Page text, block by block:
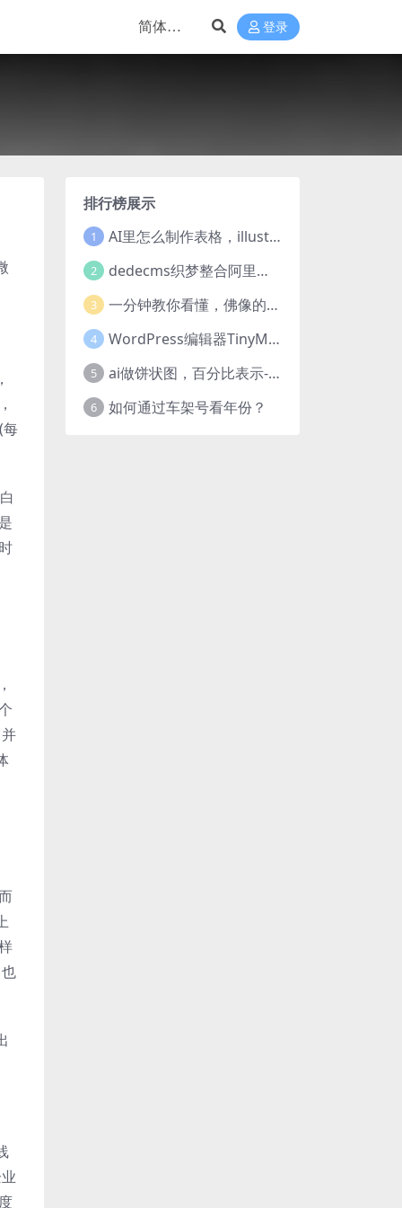
登录
每
排行榜展示
1 AI里怎么制作表格，illustrator的表格制作方法
2 dedecms织梦整合阿里云oss教程
3 一分钟教你看懂，佛像的七种手印
4 WordPress编辑器TinyMCE添加弹出对话框(dialog)按钮的方法
5 ai做饼状图，百分比表示-“饼图”工具制作饼状图
6 如何通过车架号看年份？